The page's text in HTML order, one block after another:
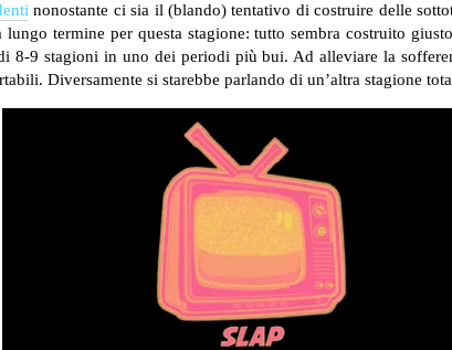
nonostante ci sia il (blando) tentativo di costruire delle
termine per questa stagione: tutto sembra costruito
8-9 stagioni in uno dei periodi più bui. Ad alleviare la
Diversamente si starebbe parlando di un’altra stagione